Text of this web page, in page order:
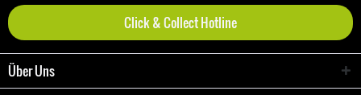
Click & Collect Hotline
Über Uns